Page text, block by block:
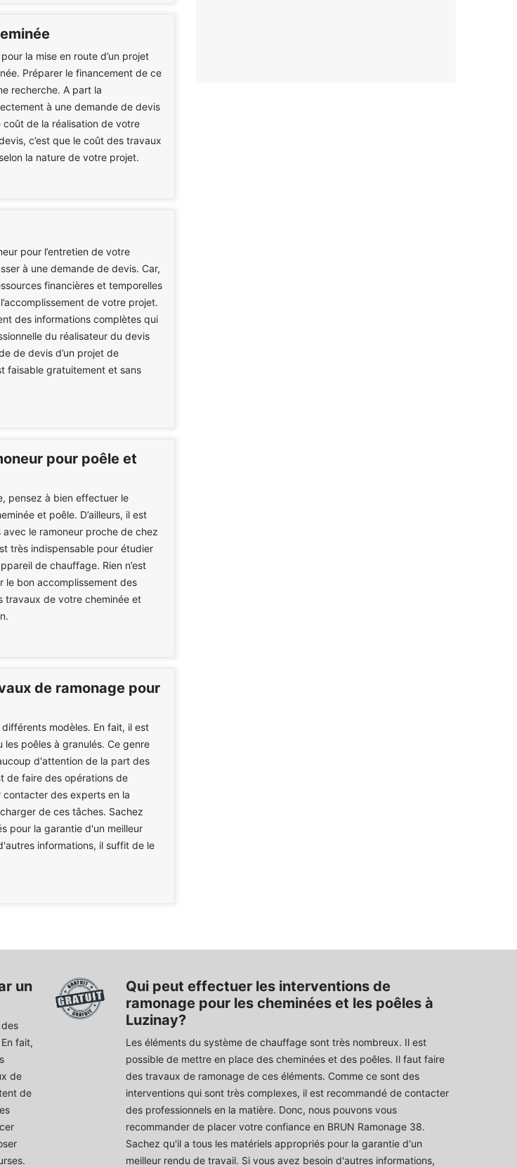
la mise en route d’un projet
Préparer le financement de ce
recherche. A part la
à une demande de devis
de la réalisation de votre
c’est que le coût des travaux
la nature de votre projet.
pour l’entretien de votre
à une demande de devis. Car,
financières et temporelles
de votre projet.
des informations complètes qui
du réalisateur du devis
de devis d’un projet de
faisable gratuitement et sans
pour poêle et
pensez à bien effectuer le
et poêle. D’ailleurs, il est
le ramoneur proche de chez
très indispensable pour étudier
de chauffage. Rien n’est
le bon accomplissement des
travaux de votre cheminée et
de ramonage pour
modèles. En fait, il est
les poêles à granulés. Ce genre
d'attention de la part des
de faire des opérations de
contacter des experts en la
de ces tâches. Sachez
pour la garantie d'un meilleur
informations, il suffit de le
un
fait,
de
de
Qui peut effectuer les interventions de
ramonage pour les cheminées et les poêles à
Luzinay?
Les éléments du système de chauffage sont très nombreux. Il est
possible de mettre en place des cheminées et des poêles. Il faut faire
des travaux de ramonage de ces éléments. Comme ce sont des
interventions qui sont très complexes, il est recommandé de contacter
des professionnels en la matière. Donc, nous pouvons vous
recommander de placer votre confiance en BRUN Ramonage 38.
Sachez qu'il a tous les matériels appropriés pour la garantie d'un
meilleur rendu de travail. Si vous avez besoin d'autres informations,